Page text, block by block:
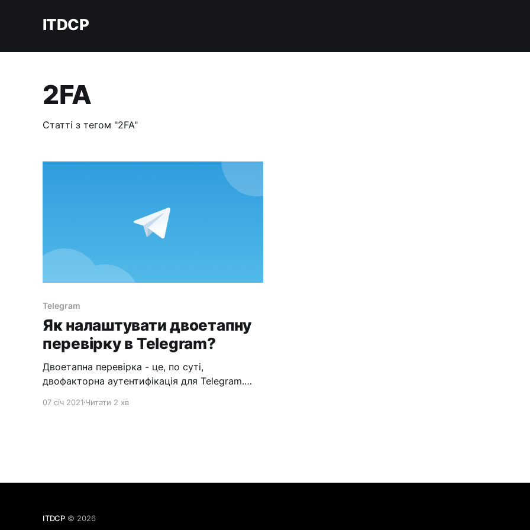
ITDCP
2FA
Статті з тегом "2FA"
Telegram
Як налаштувати двоетапну
перевірку в Telegram?
Двоетапна перевірка - це, по суті,
двофакторна аутентифікація для Telegram.
входите у ваш обліковий запис з нового
Другий фактор - це двоетапна
07 січ 2021 Читати 2 хв
ITDCP © 2026